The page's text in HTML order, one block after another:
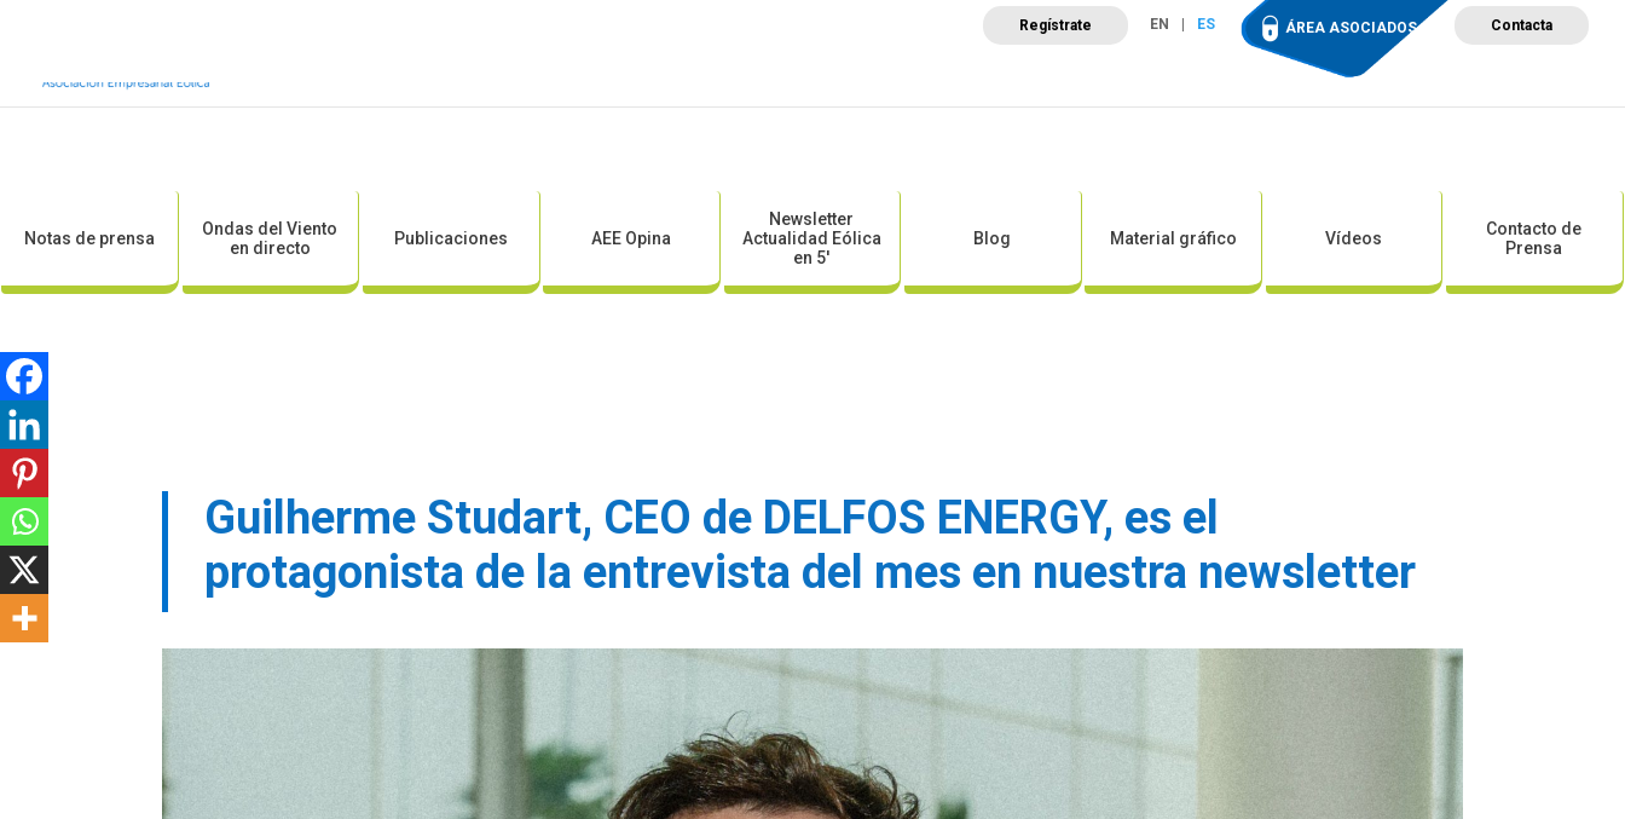
Regístrate EN ES ÁREA ASOCIADOS Contacta
Campus de Formación
Notas de prensa
Ondas del Viento
en directo
Publicaciones AEE Opina
Newsletter
Actualidad Eólica
en 5′
Blog Material gráfico Vídeos
Contacto de
Prensa
Guilherme Studart, CEO de DELFOS ENERGY, es el
protagonista de la entrevista del mes en nuestra newsletter